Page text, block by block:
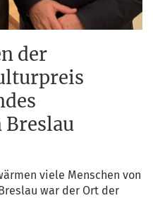
der
Breslau
vie­le Men­schen von
war der Ort der